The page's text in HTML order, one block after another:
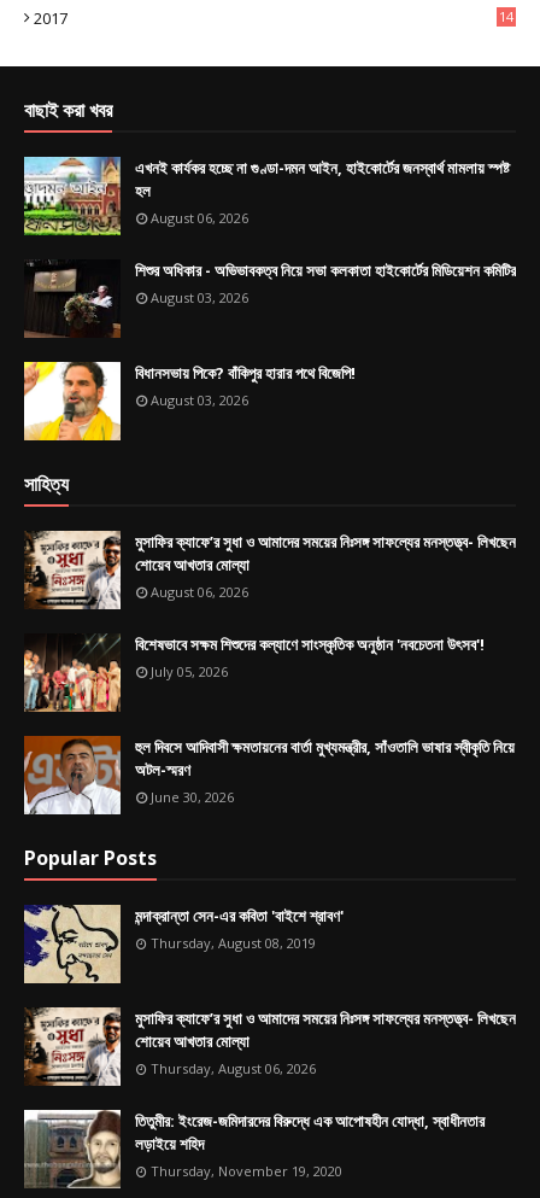
2017
14
বাছাই করা খবর
এখনই কার্যকর হচ্ছে না গুণ্ডা-দমন আইন, হাইকোর্টের জনস্বার্থ মামলায় স্পষ্ট
হল
August 06, 2026
শিশুর অধিকার - অভিভাবকত্ব নিয়ে সভা কলকাতা হাইকোর্টের মিডিয়েশন কমিটির
August 03, 2026
বিধানসভায় পিকে? বাঁকিপুর হারার পথে বিজেপি!
August 03, 2026
সাহিত্য
মুসাফির ক্যাফে’র সুধা ও আমাদের সময়ের নিঃসঙ্গ সাফল্যের মনস্তত্ত্ব- লিখছেন
শোয়েব আখতার মোল্যা
August 06, 2026
বিশেষভাবে সক্ষম শিশুদের কল্যাণে সাংস্কৃতিক অনুষ্ঠান 'নবচেতনা উৎসব'!
July 05, 2026
হুল দিবসে আদিবাসী ক্ষমতায়নের বার্তা মুখ্যমন্ত্রীর, সাঁওতালি ভাষার স্বীকৃতি নিয়ে
অটল-স্মরণ
June 30, 2026
Popular Posts
মন্দাক্রান্তা সেন-এর কবিতা 'বাইশে শ্রাবণ'
Thursday, August 08, 2019
মুসাফির ক্যাফে’র সুধা ও আমাদের সময়ের নিঃসঙ্গ সাফল্যের মনস্তত্ত্ব- লিখছেন
শোয়েব আখতার মোল্যা
Thursday, August 06, 2026
তিতুমীর: ইংরেজ-জমিদারদের বিরুদ্ধে এক আপোষহীন যোদ্ধা, স্বাধীনতার
লড়াইয়ে শহিদ
Thursday, November 19, 2020